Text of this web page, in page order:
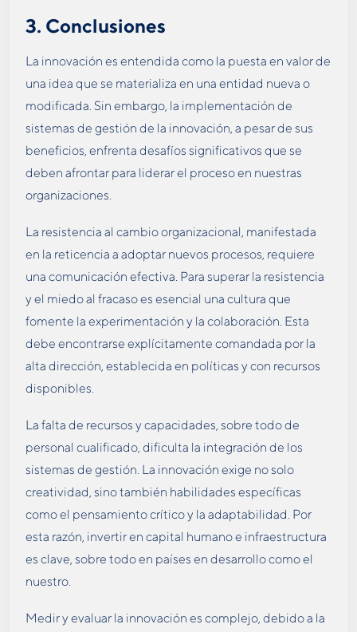
3. Conclusiones
La innovación es entendida como la puesta en valor de
una idea que se materializa en una entidad nueva o
modificada. Sin embargo, la implementación de
sistemas de gestión de la innovación, a pesar de sus
beneficios, enfrenta desafíos significativos que se
deben afrontar para liderar el proceso en nuestras
organizaciones.
La resistencia al cambio organizacional, manifestada
en la reticencia a adoptar nuevos procesos, requiere
una comunicación efectiva. Para superar la resistencia
y el miedo al fracaso es esencial una cultura que
fomente la experimentación y la colaboración. Esta
debe encontrarse explícitamente comandada por la
alta dirección, establecida en políticas y con recursos
disponibles.
La falta de recursos y capacidades, sobre todo de
personal cualificado, dificulta la integración de los
sistemas de gestión. La innovación exige no solo
creatividad, sino también habilidades específicas
como el pensamiento crítico y la adaptabilidad. Por
esta razón, invertir en capital humano e infraestructura
es clave, sobre todo en países en desarrollo como el
nuestro.
Medir y evaluar la innovación es complejo, debido a la